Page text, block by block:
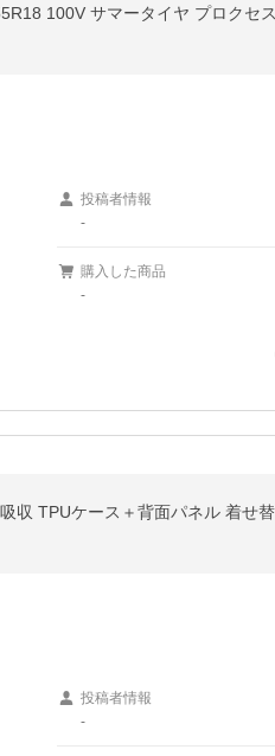
投稿者情報
-
購入した商品
-
投稿者情報
-